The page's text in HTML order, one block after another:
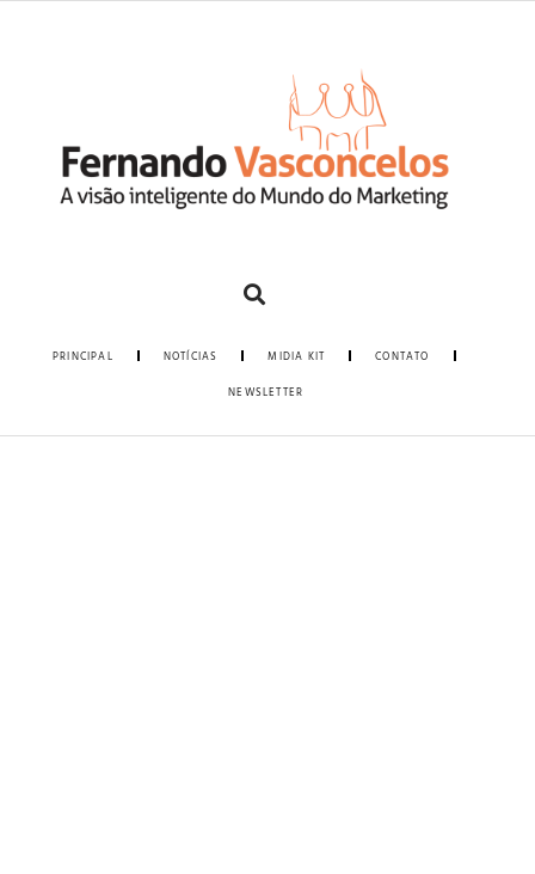
PRINCIPAL NOTÍCIAS MIDIA KIT CONTATO
NEWSLETTER